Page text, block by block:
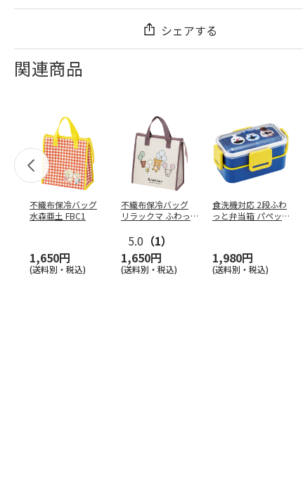
シェアする
関連商品
不織布保冷バッグ
水森亜土 FBC1
1,650円
(送料別・税込)
不織布保冷バッグ
リラックマ ふわっ
5.0 （1）
1,650円
(送料別・税込)
食洗機対応 2段ふわ
っと弁当箱 パペッ
1,980円
(送料別・税込)